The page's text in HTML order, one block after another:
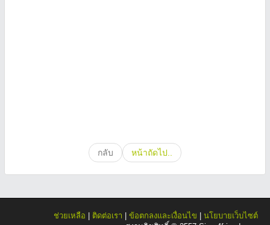
กลับ หน้าถัดไป..
ช่วยเหลือ ติดต่อเรา ข้อตกลงและเงื่อนไข
นโยบายเว็บไซต์